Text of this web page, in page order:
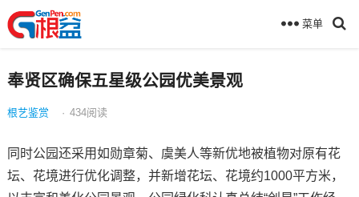
菜单
奉贤区确保五星级公园优美景观
根艺鉴赏 · 434阅读
同时公园还采用如勋章菊、虞美人等新优地被植物对原有花
坛、花境进行优化调整，并新增花坛、花境约1000平方米，